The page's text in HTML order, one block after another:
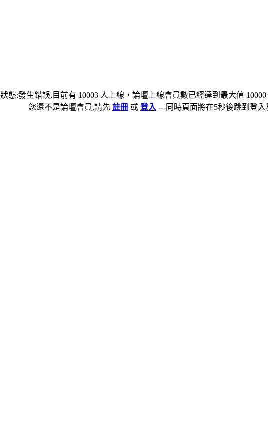
狀態:發生錯誤,目前有 10003 人上線，論壇上線會員數已經達到最大值
您還不是論壇會員,請先 註冊 或 登入 ---同時頁面將在5秒後跳到登入